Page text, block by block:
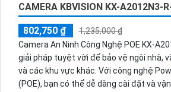
CAMERA KBVISION KX-A2012N3-
802,750 ₫
1,235,000 ₫
Camera An Ninh Công Nghệ POE KX-
giải pháp tuyệt vời để bảo vệ ngôi nhà,
và các khu vực khác. Với công nghệ
(POE), bạn có thể dễ dàng cài đặt và